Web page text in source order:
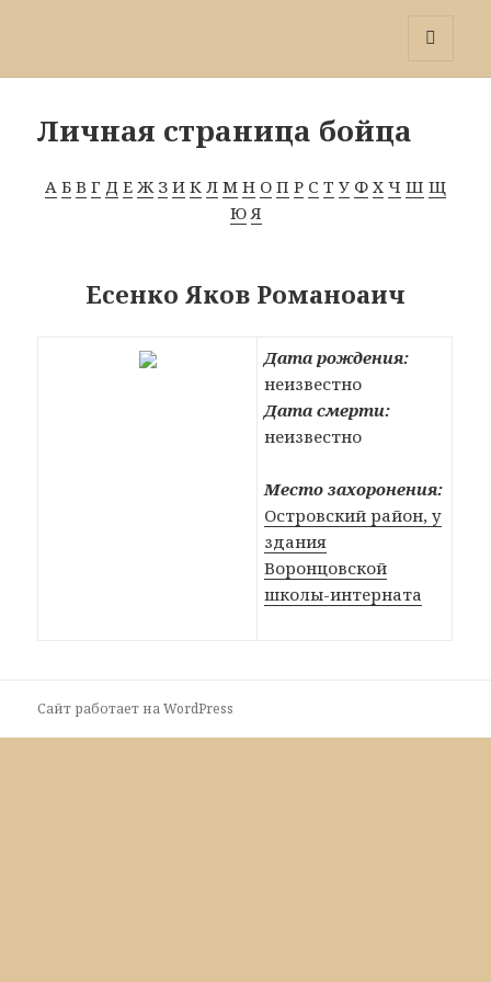
Личная страница бойца
А Б В Г Д Е Ж З И К Л М Н О П Р С Т У Ф Х Ч Ш Щ
Ю Я
Есенко Яков Романоаич
Дата рождения:
неизвестно
Дата смерти:
неизвестно
Место захоронения:
Островский район, у
здания
Воронцовской
школы-интерната
Сайт работает на WordPress